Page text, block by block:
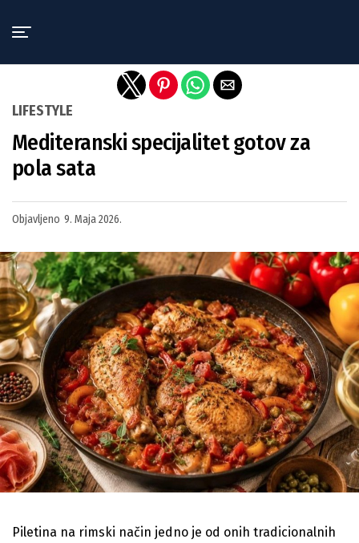
LIFESTYLE
Mediteranski specijalitet gotov za
pola sata
Objavljeno 9. Maja 2026.
Piletina na rimski način jedno je od onih tradicionalnih